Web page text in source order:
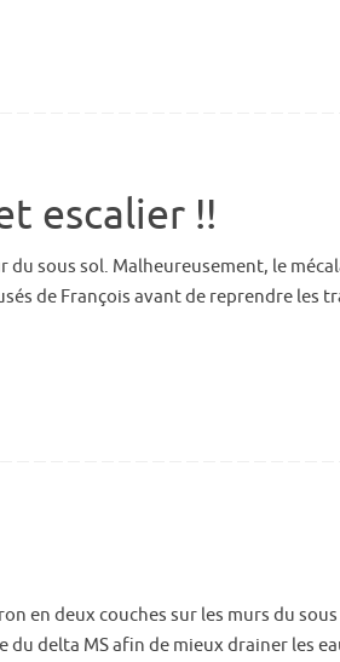
escalier !!
sous sol. Malheureusement, le
de François avant de reprendre les
en deux couches sur les murs du
du delta MS afin de mieux drainer les